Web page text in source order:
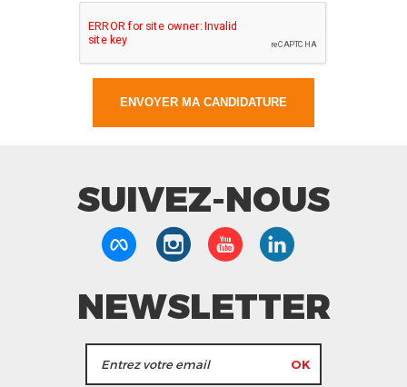
SUIVEZ-NOUS
NEWSLETTER